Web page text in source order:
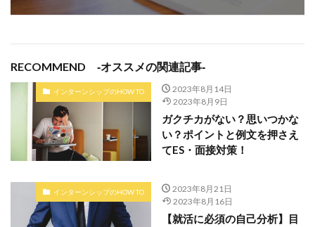
RECOMMEND ‐オススメの関連記事‐
インターンシップのHOW TO
2023年8月14日
2023年8月9日
ガクチカがない？思いつかな
い？ポイントと例文を押さえ
てES・面接対策！
インターンシップのHOW TO
2023年8月21日
2023年8月16日
【就活に必須の自己分析】目